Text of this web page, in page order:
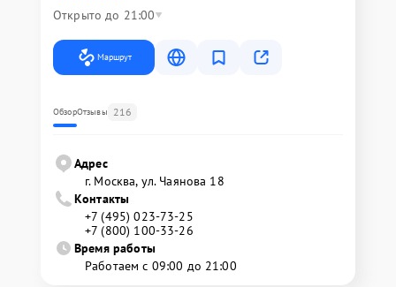
Открыто до 21:00
Маршрут
ОбзорОтзывы 216
Адрес
г. Москва, ул. Чаянова 18
Контакты
+7 (495) 023-73-25
+7 (800) 100-33-26
Время работы
Работаем с 09:00 до 21:00